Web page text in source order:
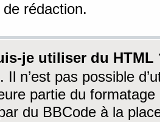
de rédaction.
je utiliser du HTML
Il n’est pas possible
partie du
du BBCode à la